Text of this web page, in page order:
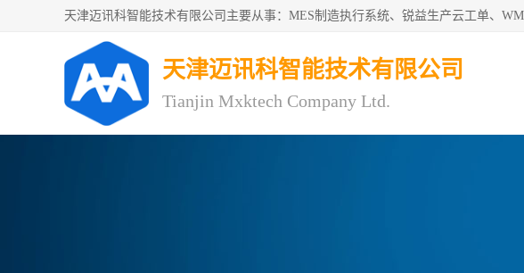
天津迈讯科智能技术有限公司
Tianjin Mxktech Company Ltd.